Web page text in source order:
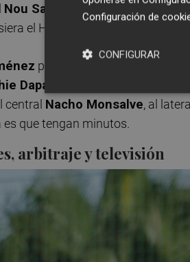
Nou Sardenya, pero ojo porque
el Hércules…
por sanción y el mediocentro
Dapaah
central Nacho Monsalve, al lateral
que tengan minutos.
arbitraje y televisión
Configuración de
CONFIGURAR